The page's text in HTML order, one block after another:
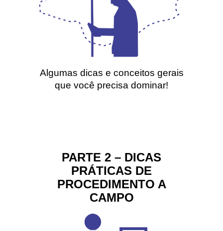
Algumas dicas e conceitos gerais
que você precisa dominar!
PARTE 2 – DICAS
PRÁTICAS DE
PROCEDIMENTO A
CAMPO